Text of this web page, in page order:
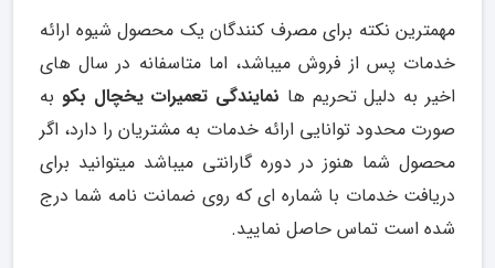
مهمترین نکته برای مصرف کنندگان یک محصول شیوه ارائه
خدمات پس از فروش میباشد، اما متاسفانه در سال های
اخیر به دلیل تحریم ها نمایندگی تعمیرات یخچال بکو به
صورت محدود توانایی ارائه خدمات به مشتریان را دارد، اگر
محصول شما هنوز در دوره گارانتی میباشد میتوانید برای
دریافت خدمات با شماره ای که روی ضمانت نامه شما درج
شده است تماس حاصل نمایید.